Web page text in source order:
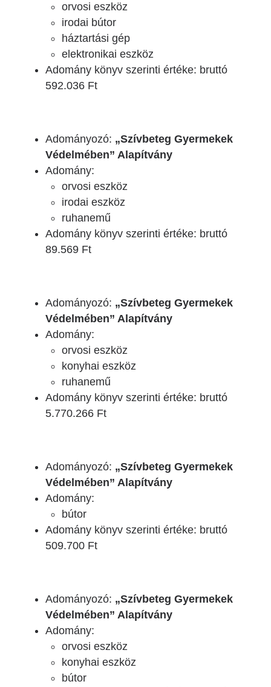
orvosi eszköz
irodai bútor
háztartási gép
elektronikai eszköz
Adomány könyv szerinti értéke: bruttó
592.036 Ft
Adományozó: „Szívbeteg Gyermekek
Védelmében” Alapítvány
Adomány:
orvosi eszköz
irodai eszköz
ruhanemű
Adomány könyv szerinti értéke: bruttó
89.569 Ft
Adományozó: „Szívbeteg Gyermekek
Védelmében” Alapítvány
Adomány:
orvosi eszköz
konyhai eszköz
ruhanemű
Adomány könyv szerinti értéke: bruttó
5.770.266 Ft
Adományozó: „Szívbeteg Gyermekek
Védelmében” Alapítvány
Adomány:
bútor
Adomány könyv szerinti értéke: bruttó
509.700 Ft
Adományozó: „Szívbeteg Gyermekek
Védelmében” Alapítvány
Adomány:
orvosi eszköz
konyhai eszköz
bútor